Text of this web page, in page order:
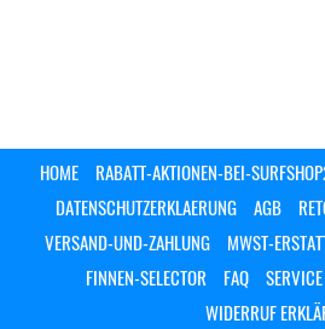
HOME RABATT-AKTIONEN-BEI-
DATENSCHUTZERKLAERUNG
AGB
VERSAND-UND-ZAHLUNG
MWST-
FINNEN-SELECTOR
FAQ SERVICE
WIDERRUF